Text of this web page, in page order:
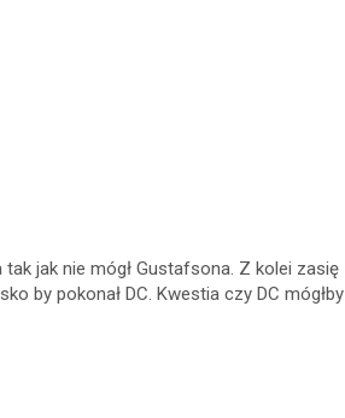
jak nie mógł Gustafsona. Z kolei zasię
by pokonał DC. Kwestia czy DC mógłby